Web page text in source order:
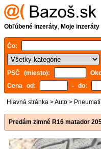
Obľúbené inzeráty, Moje inzeráty
Čo:
PSČ (miesto):
Cena od:
- do:
Hlavná stránka >Auto >
Predám zimné R16 matador